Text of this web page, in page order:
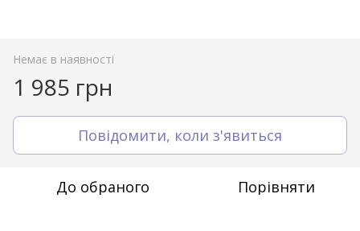
Немає в наявності
1 985 грн
Повідомити, коли з'явиться
До обраного Порівняти